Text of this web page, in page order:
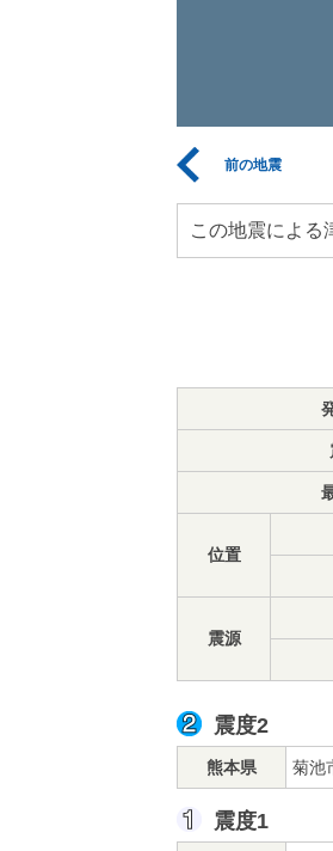
前の地震
この地震による
位置
震源
震度2
熊本県 菊池
震度1